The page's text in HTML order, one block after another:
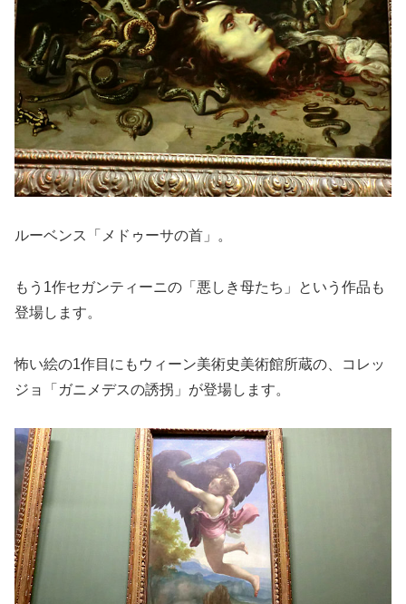
ルーベンス「メドゥーサの首」。
もう1作セガンティーニの「悪しき母たち」という作品も
登場します。
怖い絵の1作目にもウィーン美術史美術館所蔵の、コレッ
ジョ「ガニメデスの誘拐」が登場します。